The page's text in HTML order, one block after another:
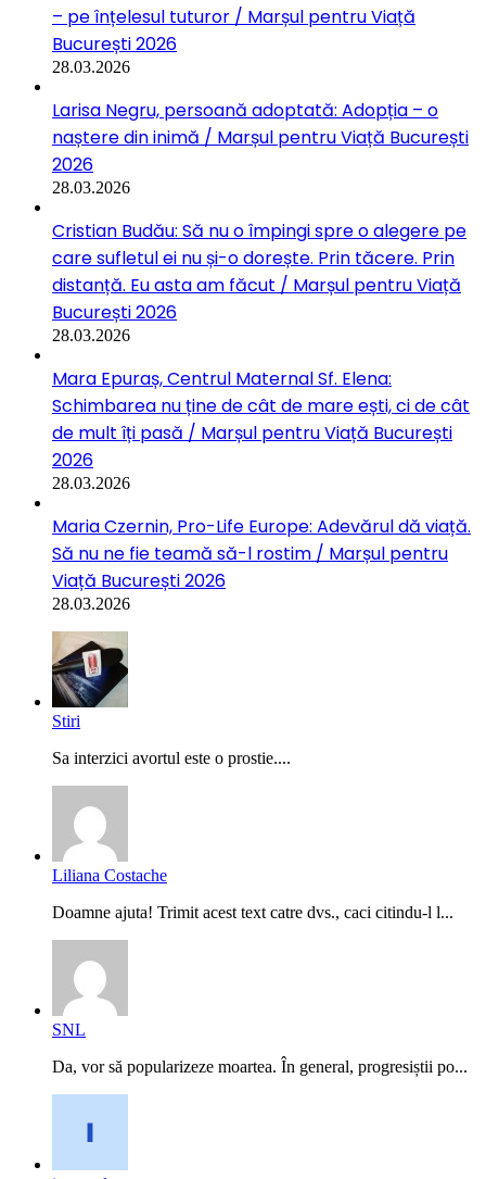
– pe înțelesul tuturor / Marșul pentru Viață
București 2026
28.03.2026
Larisa Negru, persoană adoptată: Adopția – o
naștere din inimă / Marșul pentru Viață București
2026
28.03.2026
Cristian Budău: Să nu o împingi spre o alegere pe
care sufletul ei nu și-o dorește. Prin tăcere. Prin
distanță. Eu asta am făcut / Marșul pentru Viață
București 2026
28.03.2026
Mara Epuraș, Centrul Maternal Sf. Elena:
Schimbarea nu ține de cât de mare ești, ci de cât
de mult îți pasă / Marșul pentru Viață București
2026
28.03.2026
Maria Czernin, Pro-Life Europe: Adevărul dă viață.
Să nu ne fie teamă să-l rostim / Marșul pentru
Viață București 2026
28.03.2026
Stiri
Sa interzici avortul este o prostie....
Liliana Costache
Doamne ajuta! Trimit acest text catre dvs., caci citindu-l l...
SNL
Da, vor să popularizeze moartea. În general, progresiștii po...